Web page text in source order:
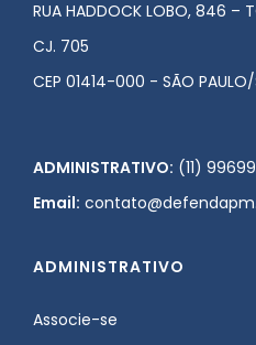
RUA HADDOCK LOBO, 846 –
CJ. 705
CEP 01414-000 - SÃO PAULO/
ADMINISTRATIVO: (11)
Email:
ADMINISTRATIVO
Associe-se